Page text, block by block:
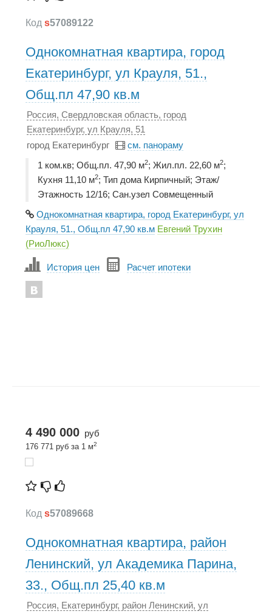
Код s57089122
Однокомнатная квартира, город
Екатеринбург, ул Крауля, 51.,
Общ.пл 47,90 кв.м
Россия, Свердловская область, город
Екатеринбург, ул Крауля, 51
город Екатеринбург
см. панораму
1 ком.кв; Общ.пл. 47,90 м2; Жил.пл. 22,60 м2;
Кухня 11,10 м2; Тип дома Кирпичный; Этаж/
Этажность 12/16; Сан.узел Совмещенный
Однокомнатная квартира, город Екатеринбург, ул
Крауля, 51., Общ.пл 47,90 кв.м Евгений Трухин
(РиоЛюкс)
История цен Расчет ипотеки
4 490 000 руб
176 771 руб за 1 м2
Код s57089668
Однокомнатная квартира, район
Ленинский, ул Академика Парина,
33., Общ.пл 25,40 кв.м
Россия, Екатеринбург, район Ленинский, ул